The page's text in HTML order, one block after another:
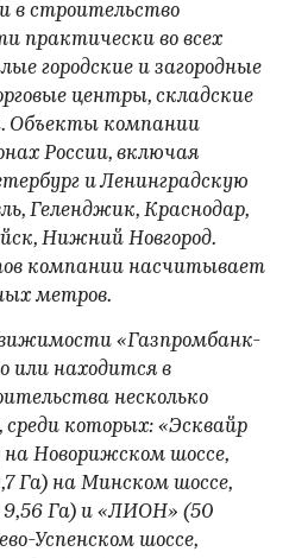
в строительство
практически во всех
городские и загородные
центры, складские
Объекты компании
России, включая
и Ленинградскую
Геленджик, Краснодар,
Нижний Новгород.
компании насчитывает
метров.
«Газпромбанк-
или находится в
несколько
которых: «Эсквайр
Новорижском шоссе,
Га) на Минском шоссе,
9,56 Га) и «ЛИОН» (50
Успенском шоссе,